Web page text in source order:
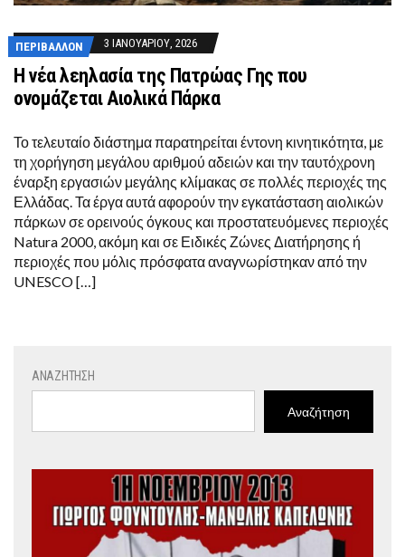
ΠΕΡΙΒΆΛΛΟΝ 3 ΙΑΝΟΥΑΡΊΟΥ, 2026
Η νέα λεηλασία της Πατρώας Γης που
ονομάζεται Αιολικά Πάρκα
Το τελευταίο διάστημα παρατηρείται έντονη κινητικότητα, με
τη χορήγηση μεγάλου αριθμού αδειών και την ταυτόχρονη
έναρξη εργασιών μεγάλης κλίμακας σε πολλές περιοχές της
Ελλάδας. Τα έργα αυτά αφορούν την εγκατάσταση αιολικών
πάρκων σε ορεινούς όγκους και προστατευόμενες περιοχές
Natura 2000, ακόμη και σε Ειδικές Ζώνες Διατήρησης ή
περιοχές που μόλις πρόσφατα αναγνωρίστηκαν από την
UNESCO […]
ΑΝΑΖΉΤΗΣΗ
Αναζήτηση